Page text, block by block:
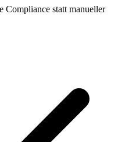
Compliance statt manueller